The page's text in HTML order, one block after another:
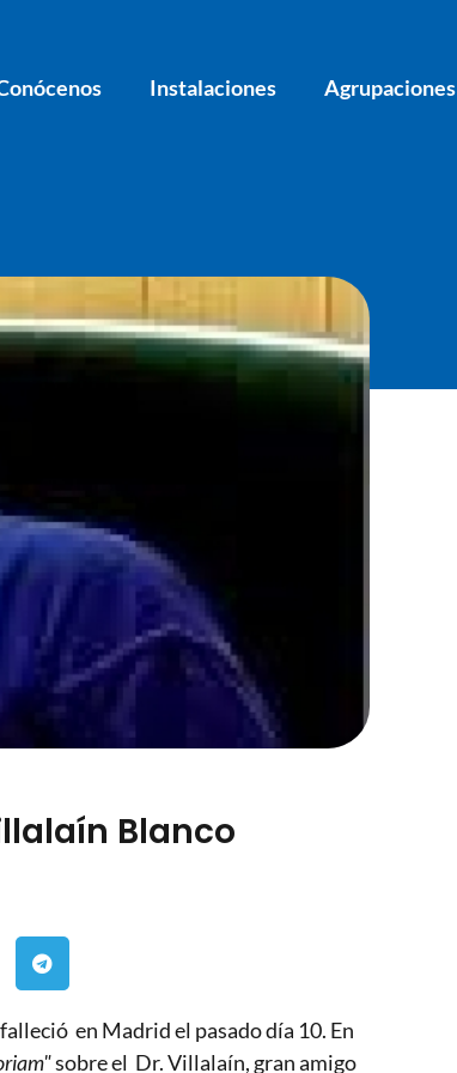
Instalaciones Agrupaciones
Blanco
en Madrid el pasado día 10. En
sobre el Dr. Villalaín, gran amigo